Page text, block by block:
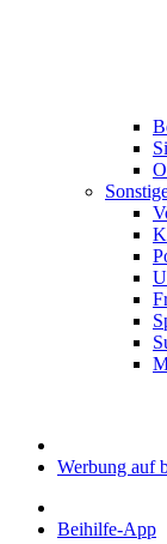
Werbung auf
Beihilfe-App